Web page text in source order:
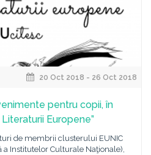
20 Oct 2018 - 26 Oct 2018
pentru copii, în
Europene”
de membrii clusterului EUNIC
a Institutelor Culturale Naţionale),